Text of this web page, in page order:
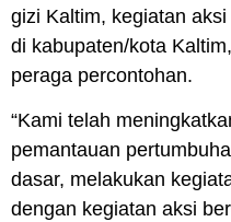
gizi Kaltim, kegiatan
di kabupaten/kota
peraga percontohan.
“Kami telah
pemantauan
dasar, melakukan
dengan kegiatan aksi